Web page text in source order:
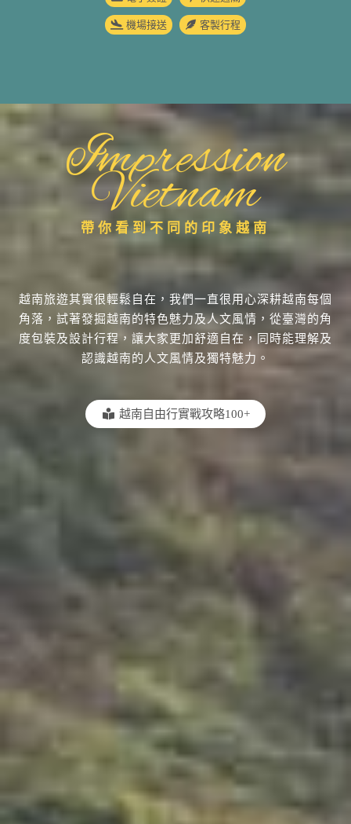
機場接送 客製行程
Impression
Vietnam
帶你看到不同的印象越南
越南旅遊其實很輕鬆自在，我們一直很用心深耕越南每個
角落，試著發掘越南的特色魅力及人文風情，從臺灣的角
度包裝及設計行程，讓大家更加舒適自在，同時能理解及
認識越南的人文風情及獨特魅力。
越南自由行實戰攻略100+